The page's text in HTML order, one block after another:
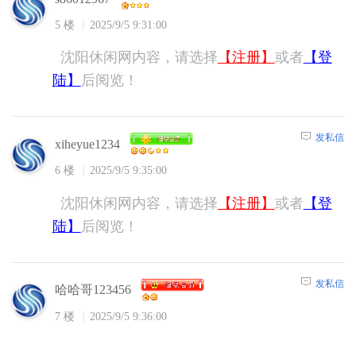
5 楼 2025/9/5 9:31:00
沈阳休闲网内容，请选择 【注册】 或者 【登
陆】
后阅览！
xiheyue1234
6 楼 2025/9/5 9:35:00
发私信
沈阳休闲网内容，请选择 【注册】 或者 【登
陆】
后阅览！
哈哈哥123456
7 楼 2025/9/5 9:36:00
发私信